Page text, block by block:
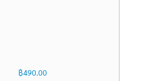
฿490.00